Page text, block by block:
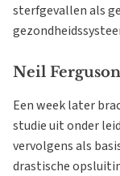
sterfgevallen als
Neil Ferguson
Een week later
studie uit onder
vervolgens als
drastische